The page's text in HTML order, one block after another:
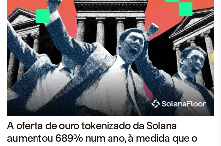
A oferta de ouro tokenizado da Solana
aumentou 689% num ano, à medida que o